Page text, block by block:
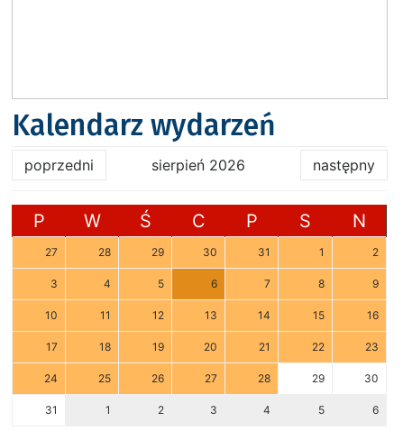
Kalendarz wydarzeń
poprzedni sierpień 2026 następny
P W Ś C P S N
27 28 29 30 31 1 2
3 4 5 6 7 8 9
10 11 12 13 14 15 16
17 18 19 20 21 22 23
24 25 26 27 28 29 30
31 1 2 3 4 5 6